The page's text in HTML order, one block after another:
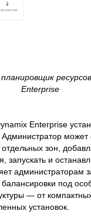
Enterprise
Enterprise
может
зон,
запускать и
администраторам
балансировки под
— от
установок.